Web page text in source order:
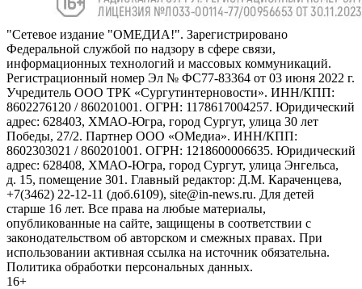
"Сетевое издание "ОМЕДИА!". Зарегистрировано
Федеральной службой по надзору в сфере связи,
информационных технологий и массовых коммуникаций.
Регистрационный номер Эл № ФС77-83364 от 03 июня 2022 г.
Учредитель ООО ТРК «Сургутинтерновости». ИНН/КПП:
8602276120 / 860201001. ОГРН: 1178617004257. Юридический
адрес: 628403, ХМАО-Югра, город Сургут, улица 30 лет
Победы, 27/2. Партнер ООО «ОМедиа». ИНН/КПП:
8602303021 / 860201001. ОГРН: 1218600006635. Юридический
адрес: 628408, ХМАО-Югра, город Сургут, улица Энгельса,
д. 15, помещение 301. Главный редактор: Д.М. Караченцева,
+7(3462) 22-12-11 (доб.6109), site@in-news.ru. Для детей
старше 16 лет. Все права на любые материалы,
опубликованные на сайте, защищены в соответствии с
законодательством об авторском и смежных правах. При
использовании активная ссылка на источник обязательна.
Политика обработки персональных данных.
16+